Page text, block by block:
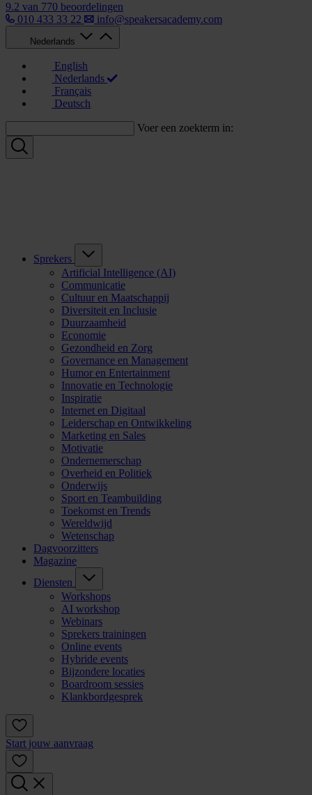
9.2 van 770 beoordelingen
010 433 33 22
info@speakersacademy.com
Nederlands
English
Nederlands
Français
Deutsch
Voer een zoekterm in:
Sprekers
Artificial Intelligence (AI)
Communicatie
Cultuur en Maatschappij
Diversiteit en Inclusie
Duurzaamheid
Economie
Gezondheid en Zorg
Governance en Management
Humor en Entertainment
Innovatie en Technologie
Inspiratie
Internet en Digitaal
Leiderschap en Ontwikkeling
Marketing en Sales
Motivatie
Ondernemerschap
Overheid en Politiek
Onderwijs
Sport en Teambuilding
Toekomst en Trends
Wereldwijd
Wetenschap
Dagvoorzitters
Magazine
Diensten
Workshops
AI workshop
Webinars
Sprekers trainingen
Online events
Hybride events
Bijzondere locaties
Boardroom sessies
Klankbordgesprek
Start jouw aanvraag